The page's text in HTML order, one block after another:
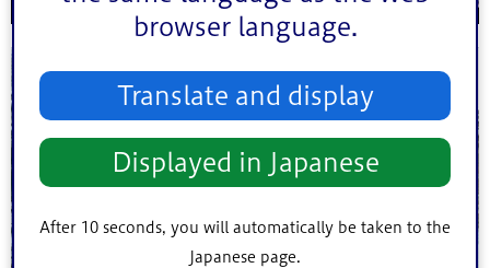
browser language.
Translate and display
Displayed in Japanese
After 10 seconds, you will automatically be taken to the
Japanese page.